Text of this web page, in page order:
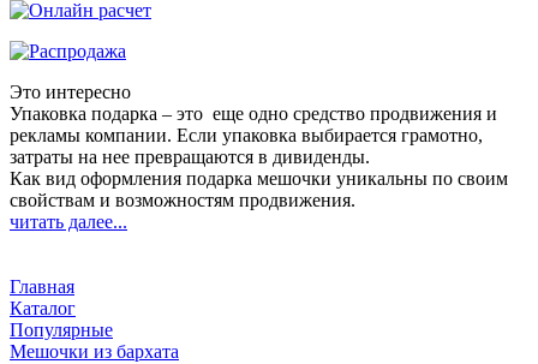
Это интересно
Упаковка подарка – это еще одно средство продвижения и
рекламы компании. Если упаковка выбирается грамотно,
затраты на нее превращаются в дивиденды.
Как вид оформления подарка мешочки уникальны по своим
свойствам и возможностям продвижения.
читать далее...
Главная
Каталог
Популярные
Мешочки из бархата